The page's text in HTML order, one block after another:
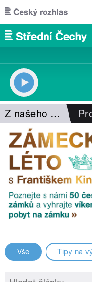
Přejít k hlavnímu obsahu
Z našeho vysílání
Vše Tipy na